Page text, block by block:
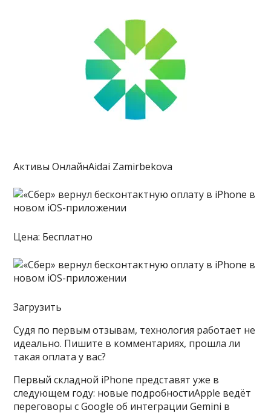
Активы ОнлайнAidai Zamirbekova
Цена: Бесплатно
Загрузить
Судя по первым отзывам, технология работает не
идеально. Пишите в комментариях, прошла ли
такая оплата у вас?
Первый складной iPhone представят уже в
следующем году: новые подробностиApple ведёт
переговоры с Google об интеграции Gemini в